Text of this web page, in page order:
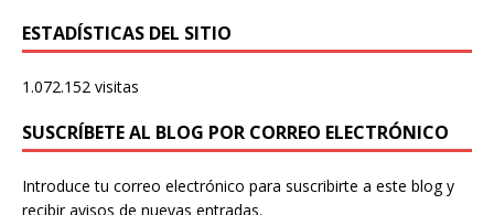
ESTADÍSTICAS DEL SITIO
1.072.152 visitas
SUSCRÍBETE AL BLOG POR CORREO ELECTRÓNICO
Introduce tu correo electrónico para suscribirte a este blog y
recibir avisos de nuevas entradas.